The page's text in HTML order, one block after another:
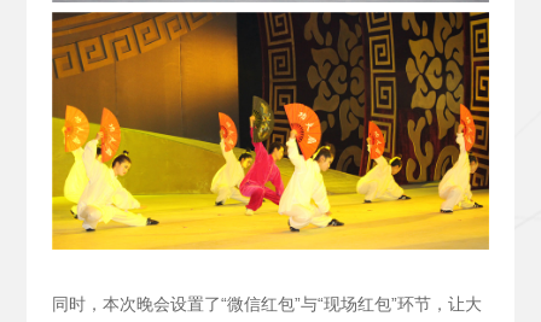
同时，本次晚会设置了“微信红包”与“现场红包”环节，让大